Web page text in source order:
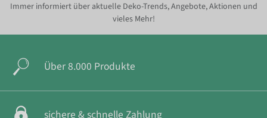
Immer informiert über aktuelle Deko-Trends, Angebote, Aktionen und
vieles Mehr!
Über 8.000 Produkte
sichere & schnelle Zahlung